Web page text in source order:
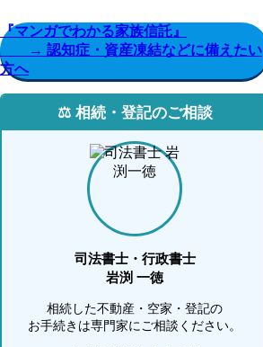
『マンガでわかる家族信託』
→ 認知症・資産凍結などに備えたい
方へ
⚖️ 相続・登記のご相談
司法書士・行政書士
岩渕 一徳
相続した不動産・空家・登記の
お手続きは専門家にご相談ください。